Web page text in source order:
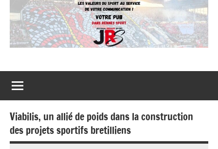
Viabilis, un allié de poids dans la construction
des projets sportifs bretilliens